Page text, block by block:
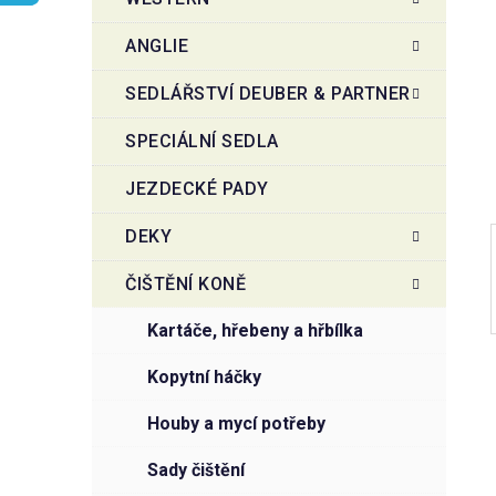
n
í
n
l
ANGLIE
SEDLÁŘSTVÍ DEUBER & PARTNER
SPECIÁLNÍ SEDLA
JEZDECKÉ PADY
DEKY
ČIŠTĚNÍ KONĚ
kartáče, hřebeny a hřbílka
kopytní háčky
houby a mycí potřeby
sady čištění